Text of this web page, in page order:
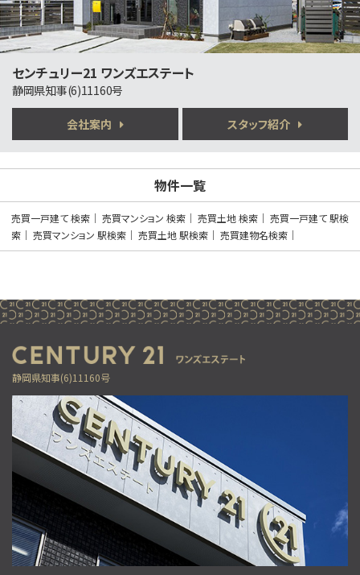
第5位
2,390万円
3ＬＤＫ
三島駅まで徒歩17分の利便性に加え、新幹線通勤に…
木目が美しい、吹き抜けのある別荘です！ 別荘なら…
第7位
別荘地にふさわしいオシャレで豪華な造りです。定住…
第8位
2,499万円
三島二日町駅
2026年7月、水回りを中心にリフォーム完工した…
第9位
2,090万円
3ＬＤＫ
大岡駅
歩10分
大岡小学校・大岡中学校区に位置する、子育て世帯に…
センチュリー21 ワンズエステート
静岡県知事(6)11160号
会社案内 スタッフ紹介
物件一覧
売買一戸建て 検索 売買マンション 検索 売買土地 検索
売買一戸建て 駅検
索
売買マンション 駅検索 売買土地 駅検索 売買建物名検索
静岡県知事(6)11160号